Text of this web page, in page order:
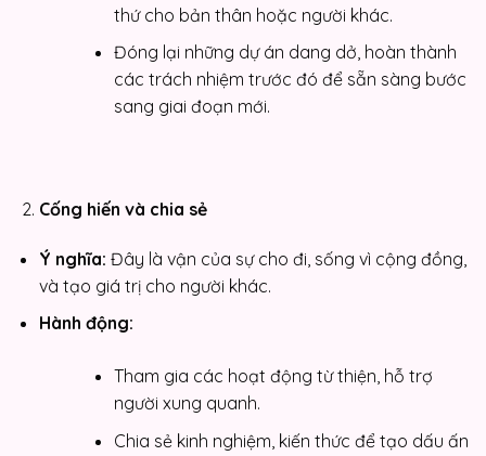
thứ cho bản thân hoặc người khác.
Đóng lại những dự án dang dở, hoàn thành
các trách nhiệm trước đó để sẵn sàng bước
sang giai đoạn mới.
Cống hiến và chia sẻ
Ý nghĩa: Đây là vận của sự cho đi, sống vì cộng đồng,
và tạo giá trị cho người khác.
Hành động:
Tham gia các hoạt động từ thiện, hỗ trợ
người xung quanh.
Chia sẻ kinh nghiệm, kiến thức để tạo dấu ấn